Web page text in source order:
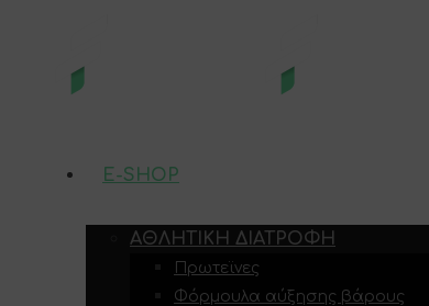
E-SHOP
ΑΘΛΗΤΙΚΉ ΔΙΑΤΡΟΦΉ
Πρωτεϊνες
Φόρμουλα αύξησης βάρους